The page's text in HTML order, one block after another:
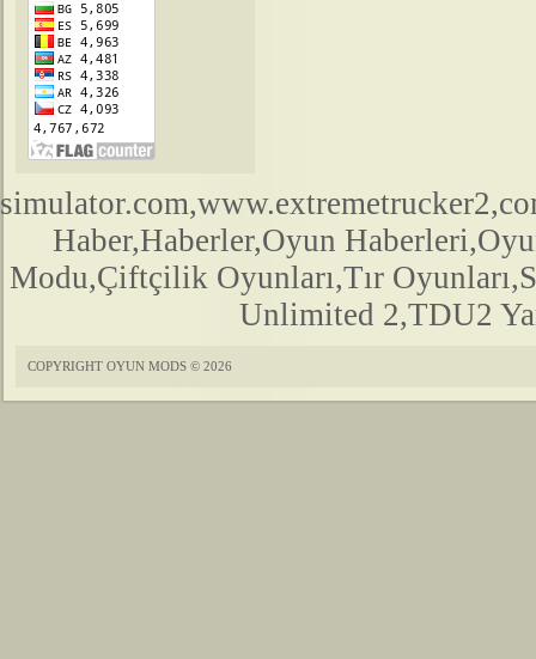
Haber,Haberler,Oyun
Modu,Çiftçilik Oyunları,Tır
Unlimited 2,TDU2
COPYRIGHT OYUN MODS © 2026